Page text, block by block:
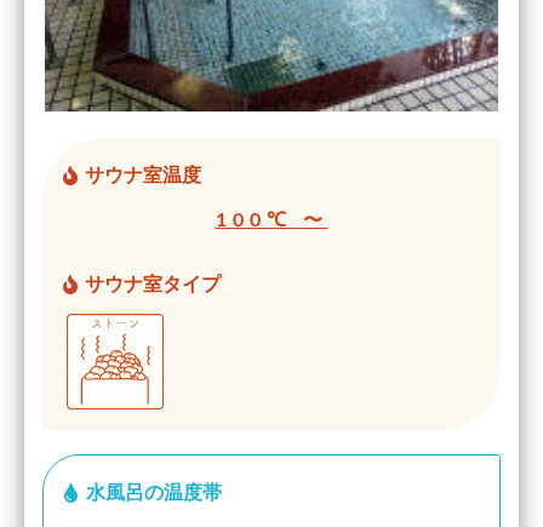
サウナ室温度
100℃ 〜
サウナ室タイプ
水風呂の温度帯